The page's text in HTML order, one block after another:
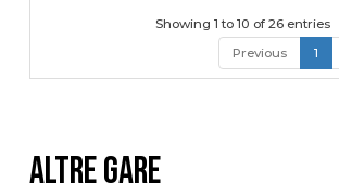
Showing 1 to 10 of 26 entries
Previous
1
ALTRE GARE